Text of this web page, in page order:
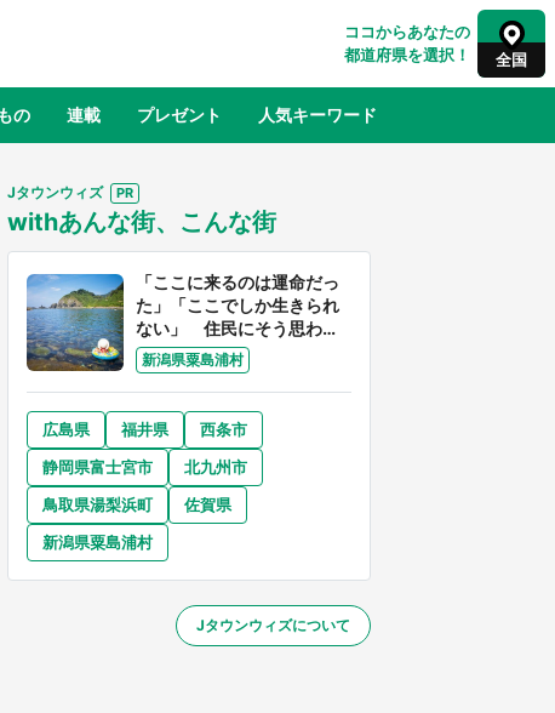
ココからあなたの
都道府県を選択！
全国
山形 福島
千葉 東京 神奈川
奈良 和歌山
山口
大分 宮崎
の 連載 プレゼント 人気キーワード
ふるさと納税
8
『小林さんちのメイドラゴン』と舞台
のモデル・越谷がコラボ 田んぼアー
トの見頃にあわせて企画続々【7／31
～】
Jタウンウィズ
withあんな街、こんな街
「ここに来るのは運命だっ
た」「ここでしか生きられ
ない」 住民にそう思わせ
る離島「粟島」の魅力【移
住婚受付中】
新潟県粟島浦村
広島県 福井県
西条市
静岡県富士宮市
北九州市
鳥取県湯梨浜町
佐賀県
新潟県粟島浦村
Jタウンウィズについて